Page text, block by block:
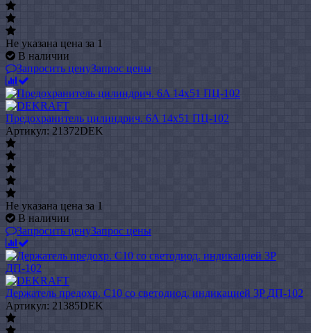
Не указана цена за 1
В наличии
Запросить ценуЗапрос цены
Предохранитель цилиндрич. 6A 14x51 ПЦ-102
Артикул: 21372DEK
Не указана цена за 1
В наличии
Запросить ценуЗапрос цены
Держатель предохр. C10 со светодиод. индикацией 3P ДП-102
Артикул: 21385DEK